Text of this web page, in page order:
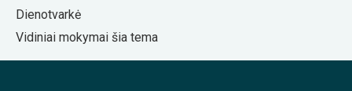
Dienotvarkė
Vidiniai mokymai šia tema